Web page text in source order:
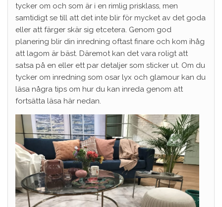
tycker om och som är i en rimlig prisklass, men
samtidigt se till att det inte blir för mycket av det goda
eller att färger skär sig etcetera. Genom god
planering blir din inredning oftast finare och kom ihåg
att lagom är bäst. Däremot kan det vara roligt att
satsa på en eller ett par detaljer som sticker ut. Om du
tycker om inredning som osar lyx och glamour kan du
läsa några tips om hur du kan inreda genom att
fortsätta läsa här nedan.